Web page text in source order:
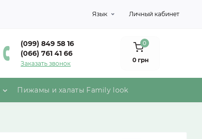
Язык Личный кабинет
(099) 849 58 16
(066) 761 41 66
Заказать звонок
0
0 грн
Пижамы и халаты Family look